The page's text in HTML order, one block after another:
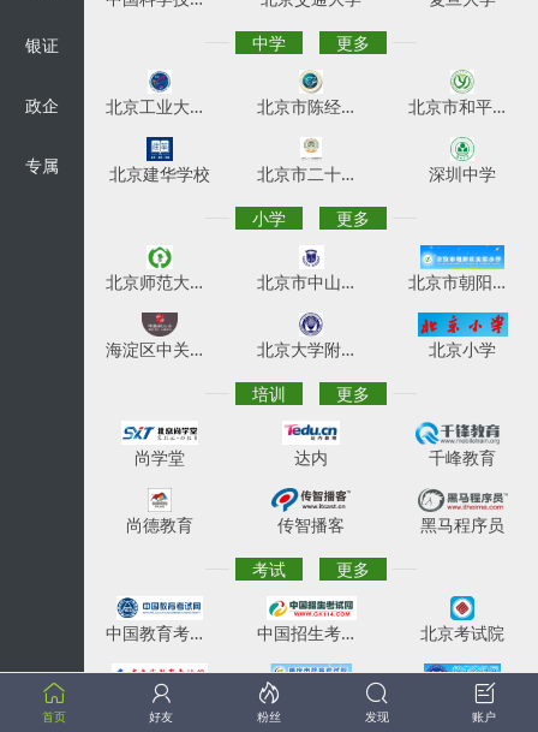
银证
政企
专属
中学
更多
北京工业大学附属中学 北京市陈经纶中学 北京市和平街第一中学
北京建华学校 北京市二十一世纪国际学校
深圳中学
小学
更多
北京师范大学实验小学 北京市中山实验学校 北京市朝阳区实验小学
海淀区中关村第二小学 北京大学附属小学
北京小学
培训
更多
尚学堂 达内 千峰教育
尚德教育 传智播客
黑马程序员
考试
更多
中国教育考试网 中国招生考试网 北京考试院
广东考试院 重庆考试院 天津考试院
首页 好友 粉丝 发现 账户